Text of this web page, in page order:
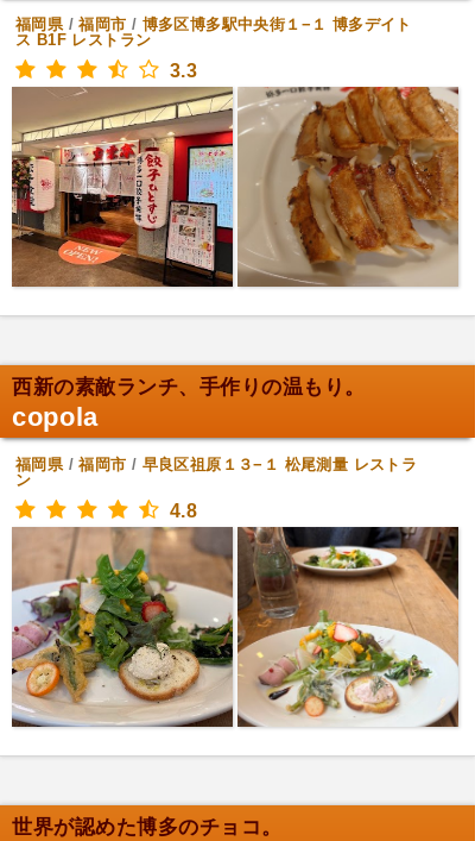
福岡県/福岡市 / 博多区博多駅中央街１−１ 博多デイト
ス B1F レストラン
3.3
西新の素敵ランチ、手作りの温もり。
copola
福岡県/福岡市 / 早良区祖原１３−１ 松尾測量 レストラ
ン
4.8
世界が認めた博多のチョコ。